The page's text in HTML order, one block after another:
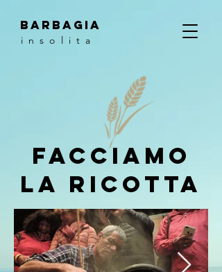
barbagia
i n s o l i t a
facciamo
la ricotta